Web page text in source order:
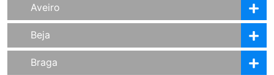
Aveiro
Beja
Braga